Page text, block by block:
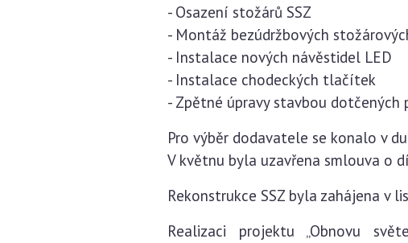
- Osazení stožárů SSZ
- Montáž bezúdržbových
- Instalace nových návěstidel LED
- Instalace chodeckých tlačítek
- Zpětné úpravy stavbou
Pro výběr dodavatele se konalo v
V květnu byla uzavřena smlouva o
Rekonstrukce SSZ byla zahájena v
Realizaci projektu „Obnovu